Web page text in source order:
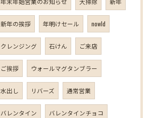
新年の挨拶 年明けセール nowld
クレンジング 石けん ご来店
ご挨拶 ウォールマグタンブラー
水出し リバーズ 通常営業
バレンタイン バレンタインチョコ